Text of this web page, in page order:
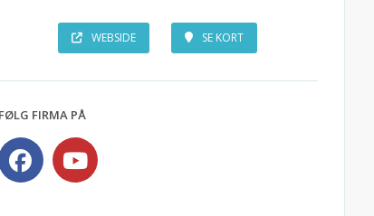
WEBSIDE SE KORT
FØLG FIRMA PÅ